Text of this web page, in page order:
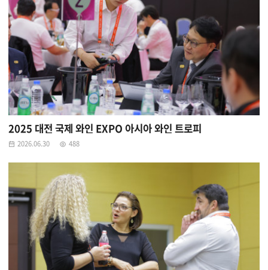
2025 대전 국제 와인 EXPO 아시아 와인 트로피
2026.06.30 488